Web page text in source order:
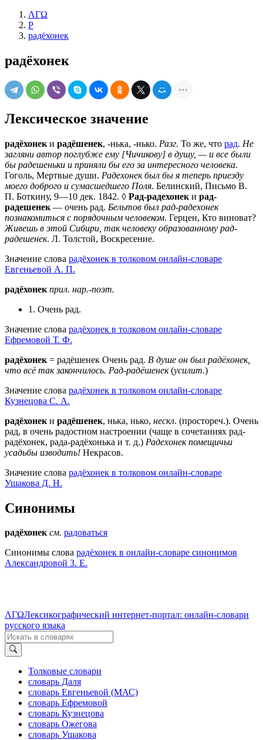
ΛΓΩ
Р
радёхонек
радёхонек
Лексическое значение
радёхонек и радёшенек, -нька, -нько. Разг. То же, что рад. Не
загляни автор поглубже ему [Чичикову] в душу, — и все были
бы радешеньки и приняли бы его за интересного человека.
Гоголь, Мертвые души. Радехонек был бы я теперь приезду
моего доброго и сумасшедшего Поля. Белинский, Письмо В.
П. Боткину, 9—10 дек. 1842. ◊ Рад-радехонек и рад-
радешенек — очень рад. Бельтов был рад-радехонек
познакомиться с порядочным человеком. Герцен, Кто виноват?
Живешь в этой Сибири, так человеку образованному рад-
радешенек. Л. Толстой, Воскресение.
Значение слова радёхонек в толковом онлайн-словаре
Евгеньевой А. П.
радёхонек прил. нар.-поэт.
1. Очень рад.
Значение слова радёхонек в толковом онлайн-словаре
Ефремовой Т. Ф.
радёхонек = радёшенек Очень рад. В душе он был радёхонек,
что всё так закончилось. Рад-радёшенек(усилит.)
Значение слова радёхонек в толковом онлайн-словаре
Кузнецова С. А.
радёхонек и радёшенек, нька, нько, нескл. (простореч.). Очень
рад, в очень радостном настроении (чаще в сочетаниях рад-
радёхонек, рада-радёхонька и т. д.) Радехонек помещичьи
усадьбы изводить! Некрасов.
Значение слова радёхонек в толковом онлайн-словаре
Ушакова Д. Н.
Синонимы
радёхонек см. радоваться
Синонимы слова радёхонек в онлайн-словаре синонимов
Александровой З. Е.
ΛΓΩЛексикографический интернет-портал: онлайн-словари
русского языка
Толковые словари
словарь Даля
словарь Евгеньевой (МАС)
словарь Ефремовой
словарь Кузнецова
словарь Ожегова
словарь Ушакова